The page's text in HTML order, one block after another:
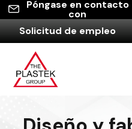
Póngase en contacto
con
Solicitud de empleo